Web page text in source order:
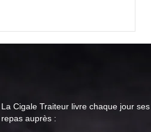
La Cigale Traiteur livre chaque jour ses
repas auprès :